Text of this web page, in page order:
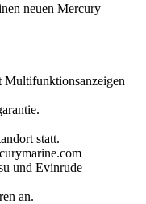
neuen Mercury
Multifunktionsanzeigen
statt.
und Evinrude
an.